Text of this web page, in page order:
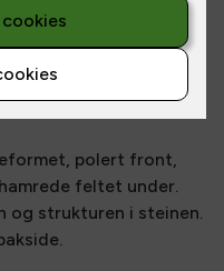
polert front,
feltet under.
og strukturen i steinen.